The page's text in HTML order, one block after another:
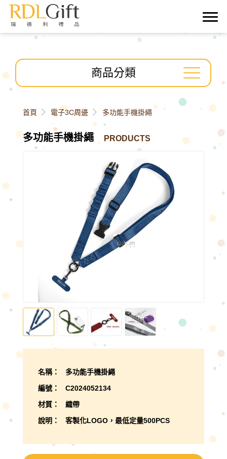
商品分類
首頁 電子3C周邊 多功能手機掛繩
多功能手機掛繩 PRODUCTS
名稱： 多功能手機掛繩
編號： C2024052134
材質： 織帶
說明： 客製化LOGO，最低定量500PCS